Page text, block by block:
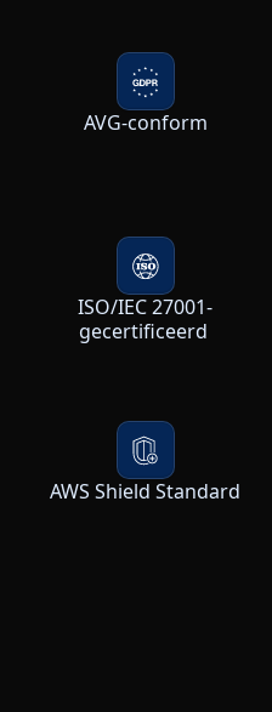
AVG-conform
ISO/IEC 27001-
gecertificeerd
AWS Shield Standard